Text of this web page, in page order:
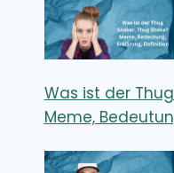
Was ist der
Meme,